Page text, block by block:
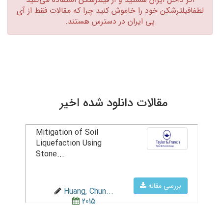
لطفافیلترشکن خود را خاموش کنید چرا که مقالات فقط از آی
پی ایران در دسترس هستند.‏
مقالات دانلود شده اخیر
بررسی مقاله
Mitigation of Soil
Liquefaction Using
Stone...
Huang, Chun...
2015